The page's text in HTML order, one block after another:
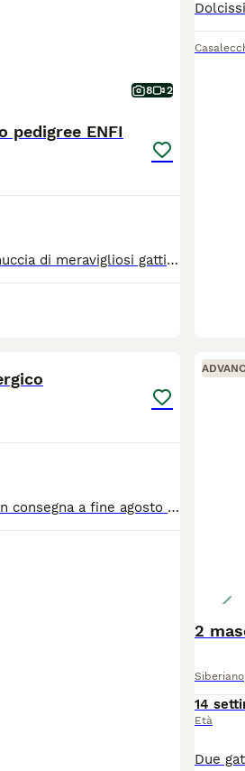
8 2
pedigree ENFI
Sono disponibili 1 maschietto e 1 femminuccia di meravigliosi gattini Siberiani, allevati con amore in ambiente familiare. I cuccioli cresceranno in casa, abituati al contatto umano, alla vita domestica e alla lettiera, per garantire un carattere equilibrato e socievole. 📅 Disponibili dopo i 90 giorni di vita, come previsto dal regolamento. Nati il 20/05 ✨ Verranno ceduti con: ✔️ Copia test FIV e FELV negativi dei genitori ✔️ copia Ecocardio dei genitori esente da malattie genetiche ✔️ Doppia vaccinazione ✔️ Doppia sverminazione ✔️ Certificato veterinario di buona salute del cucciolo ✔️ Regolare contratto di cessione ✔️ Pedigree ENFI da compagnia ✔️ Kit di benvenuto cucciolo 👨‍👩‍👧 I cuccioli sono visibili presso l’allevamento insieme ai genitori, per poter conoscere l’ambiente in cui crescono. 📱 Per chi non fosse della zona, è possibile organizzare videochiamata su appuntamento.
Cucciolo maschio blu tabby con bianco, in consegna a fine agosto , ottima genealogia ,ottimo carattere abituato alla lettiera e tiragraffi , genitori testati per tutte le malattie genetiche
2
Siberiano
14
Età